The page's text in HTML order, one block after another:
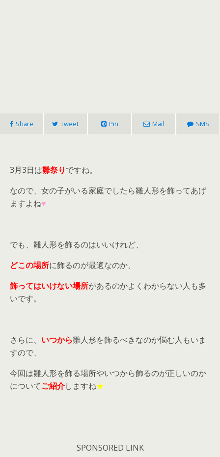
Share Tweet Pin Mail SMS
3月3日は雛祭りですね。
なので、女の子がいる家庭でしたら雛人形を飾ってあげ
ますよね♥
でも、雛人形を飾るのはいいけれど、
どこの場所に飾るのが最適なのか、
飾ってはいけない場所があるのかよくわからない人も多
いです。
さらに、 いつから雛人形を飾るべきなのか悩む人もいま
すので、
今回は雛人形を飾る場所やいつから飾るのが正しいのか
についてご紹介しますね★
SPONSORED LINK